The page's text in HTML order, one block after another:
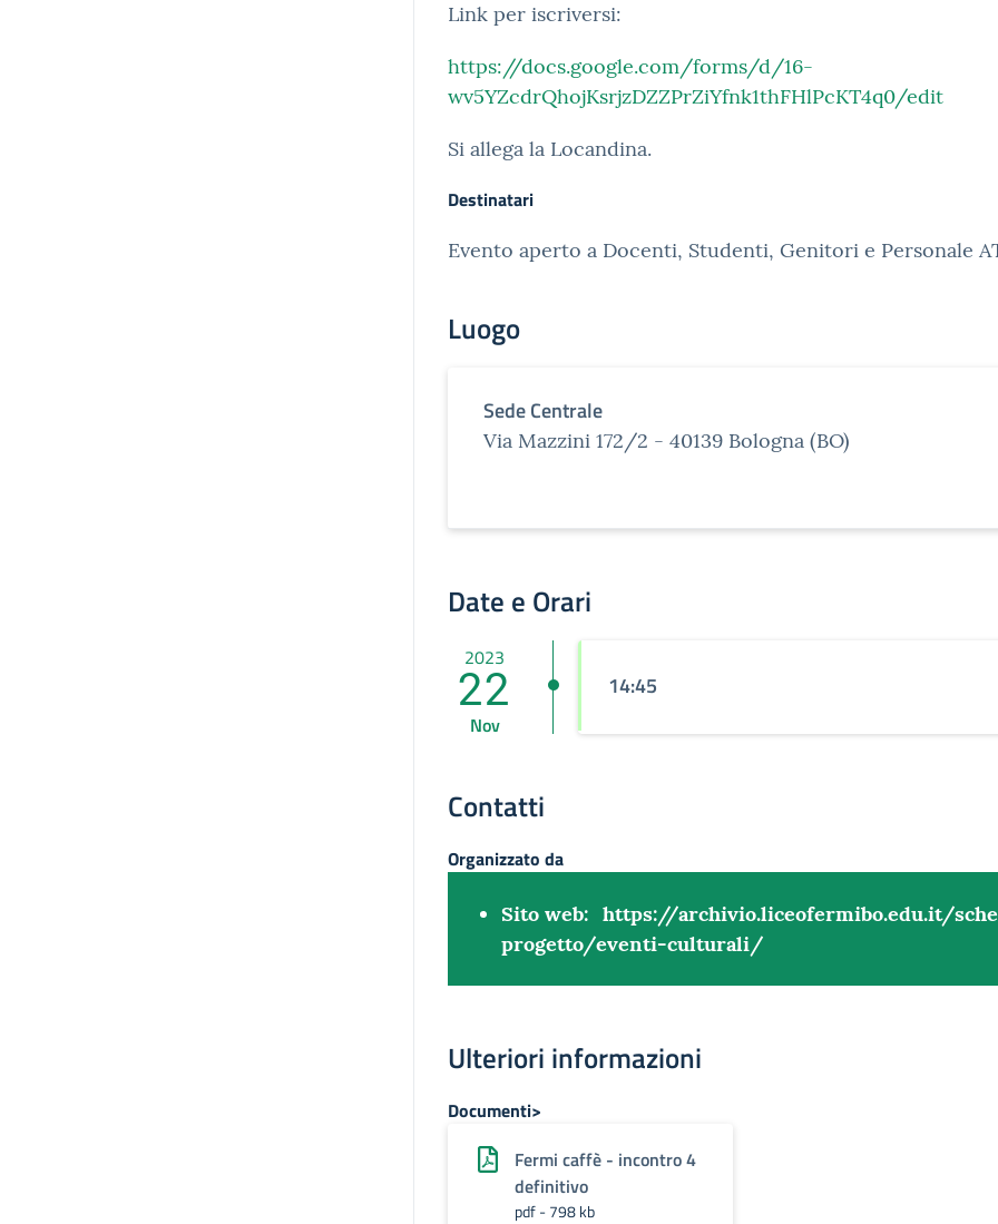
Link per iscriversi:
https://docs.google.com/forms/d/16-
wv5YZcdrQhojKsrjzDZZPrZiYfnk1thFHlPcKT4q0/edit
Si allega la Locandina.
Destinatari
Evento aperto a Docenti, Studenti, Genitori e Personale
Luogo
Sede Centrale
Via Mazzini 172/2 - 40139 Bologna (BO)
Date e Orari
2023
22
Nov
14:45
Contatti
Organizzato da
Sito web: https://archivio.liceofermibo.edu.it/
progetto/eventi-culturali/
Ulteriori informazioni
Documenti>
Fermi caffè - incontro 4
definitivo
pdf - 798 kb